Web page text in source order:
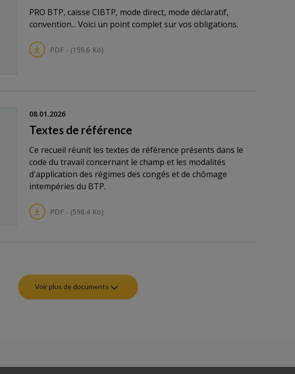
PRO BTP, caisse CIBTP, mode direct, mode déclaratif,
convention... Voici un point complet sur vos obligations.
PDF - (159.6 Ko)
08.01.2026
Textes de référence
Ce recueil réunit les textes de référence présents dans le
code du travail concernant le champ et les modalités
d'application des régimes des congés et de chômage
intempéries du BTP.
PDF - (598.4 Ko)
Voir plus de documents